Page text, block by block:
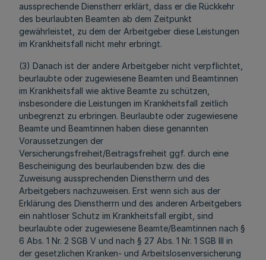
aussprechende Dienstherr erklärt, dass er die Rückkehr
des beurlaubten Beamten ab dem Zeitpunkt
gewährleistet, zu dem der Arbeitgeber diese Leistungen
im Krankheitsfall nicht mehr erbringt.
(3) Danach ist der andere Arbeitgeber nicht verpflichtet,
beurlaubte oder zugewiesene Beamten und Beamtinnen
im Krankheitsfall wie aktive Beamte zu schützen,
insbesondere die Leistungen im Krankheitsfall zeitlich
unbegrenzt zu erbringen. Beurlaubte oder zugewiesene
Beamte und Beamtinnen haben diese genannten
Voraussetzungen der
Versicherungsfreiheit/Beitragsfreiheit ggf. durch eine
Bescheinigung des beurlaubenden bzw. des die
Zuweisung aussprechenden Dienstherrn und des
Arbeitgebers nachzuweisen. Erst wenn sich aus der
Erklärung des Dienstherrn und des anderen Arbeitgebers
ein nahtloser Schutz im Krankheitsfall ergibt, sind
beurlaubte oder zugewiesene Beamte/Beamtinnen nach §
6 Abs. 1 Nr. 2 SGB V und nach § 27 Abs. 1 Nr. 1 SGB III in
der gesetzlichen Kranken- und Arbeitslosenversicherung